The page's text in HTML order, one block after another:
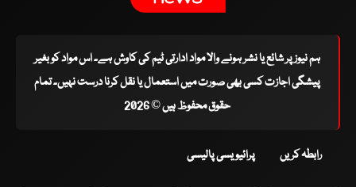
ہم نیوز پر شائع یا نشر ہونے والا مواد ادارتی ٹیم کی کاوش ہے۔ اس مواد کو بغیر
پیشگی اجازت کسی بھی صورت میں استعمال یا نقل کرنا درست نہیں۔ تمام
حقوق محفوظ ہیں © 2026
رابطہ کریں پرائیویسی پالیسی